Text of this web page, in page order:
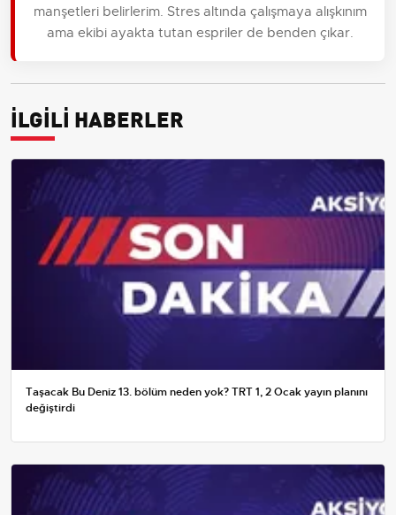
manşetleri belirlerim. Stres altında çalışmaya alışkınım
ama ekibi ayakta tutan espriler de benden çıkar.
İLGİLİ HABERLER
Taşacak Bu Deniz 13. bölüm neden yok? TRT 1, 2 Ocak yayın planını
değiştirdi